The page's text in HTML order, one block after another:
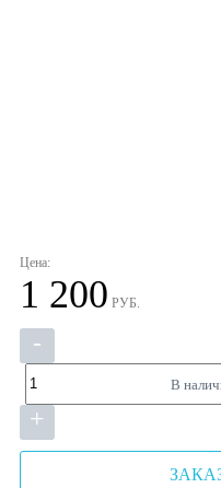
Цена:
1 200 РУБ.
-
+
В